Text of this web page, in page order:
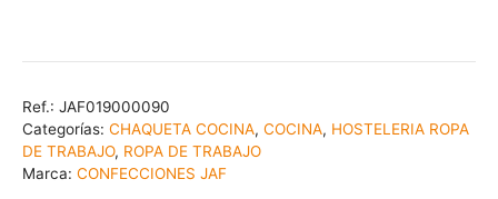
Ref.: JAF019000090
Categorías: CHAQUETA COCINA, COCINA, HOSTELERIA ROPA
DE TRABAJO, ROPA DE TRABAJO
Marca: CONFECCIONES JAF